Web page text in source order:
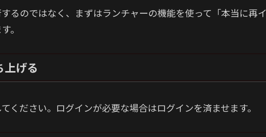
るのではなく、まずはランチャーの機能を使って「本当に再イ
。
げる
ください。ログインが必要な場合はログインを済ませます。